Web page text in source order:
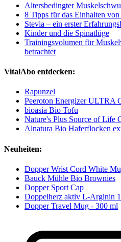
Altersbedingter
8 Tipps für das Einhalten
Stevia – ein erster
Kinder und die Spinatlüge
Trainingsvolumen für
betrachtet
VitalAbo entdecken:
Rapunzel
Peeroton Energizer ULTRA
bioasia Bio Tofu
Nature's Plus Source of Life
Alnatura Bio Haferflocken
Neuheiten:
Dopper Wrist Cord White
Bauck Mühle Bio Brownies
Dopper Sport Cap
Doppelherz aktiv L-Arginin
Dopper Travel Mug - 300 ml